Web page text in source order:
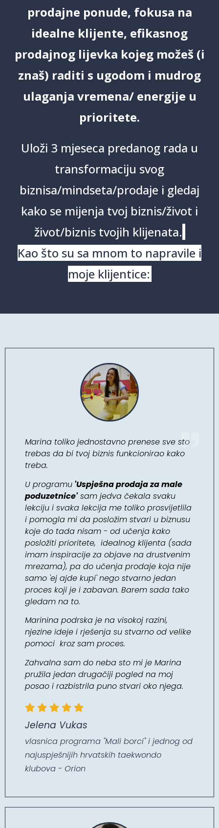
prodajne ponude, fokusa na
idealne klijente, efikasnog
prodajnog lijevka kojeg možeš (i
znaš) raditi s ugodom i mudrog
ulaganja vremena/ energije u
prioritete.
Uloži 3 mjeseca predanog rada u
transformaciju svog
biznisa/mindseta/prodaje i gledaj
kako se mijenja tvoj biznis/život i
život/biznis tvojih klijenata.
Kao što su sa mnom to napravile i
moje klijentice:
Marina toliko jednostavno prenese sve sto
trebas da bi tvoj biznis funkcionirao kako
treba.
U programu 'Uspješna prodaja za male
poduzetnice'sam jedva čekala svaku
lekciju i svaka lekcija me toliko prosvijetlila
i pomogla mi da posložim stvari u biznusu
koje do tada nisam - od učenja kako
posložiti prioritete, idealnog klijenta (sada
imam inspiracije za objave na drustvenim
mrezama), pa do učenja prodaje koja nije
samo 'ej ajde kupi'nego stvarno jedan
proces koji je i zabavan. Barem sada tako
gledam na to.
Marinina podrska je na visokoj razini,
njezine ideje i rješenja su stvarno od velike
pomoci kroz sam proces.
Zahvalna sam do neba sto mi je Marina
pružila jedan drugačiji pogled na moj
posao i razbistrila puno stvari oko njega.
Jelena Vukas
vlasnica programa "Mali borci" i jednog od
najuspješnijih hrvatskih taekwondo
klubova - Orion